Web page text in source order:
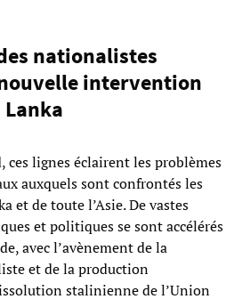
nationalistes
intervention
ces lignes éclairent les problèmes
auxquels sont confrontés les
et de toute l’Asie. De vastes
et politiques se sont accélérés
avec l’avènement de la
et de la production
stalinienne de l’Union